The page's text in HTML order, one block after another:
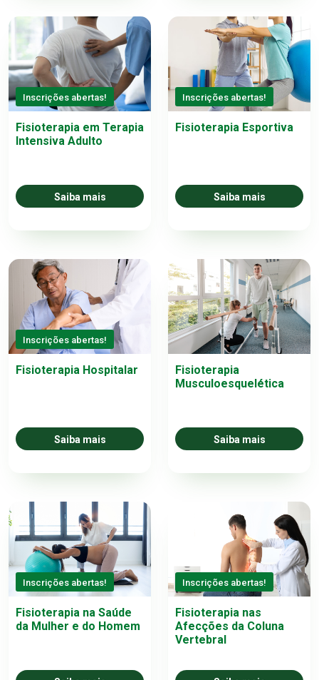
Inscrições abertas!
Fisioterapia em Terapia
Intensiva Adulto
Saiba mais
Inscrições abertas!
Fisioterapia Esportiva
Saiba mais
Inscrições abertas!
Fisioterapia Hospitalar
Saiba mais
Fisioterapia
Musculoesquelética
Saiba mais
Inscrições abertas!
Fisioterapia na Saúde
da Mulher e do Homem
Inscrições abertas!
Fisioterapia nas
Afecções da Coluna
Vertebral